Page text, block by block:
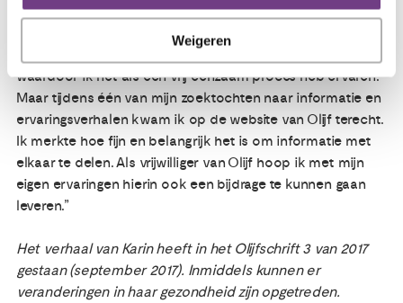
Weigeren
altijd aanwezig. Omdat een persisterende trofoblast tumor
vrij zeldzaam is, is er weinig informatie beschikbaar. Het is
hierdoor lastig om mijn verhaal met anderen te delen,
waardoor ik het als een vrij eenzaam proces heb ervaren.
Maar tijdens één van mijn zoektochten naar informatie en
ervaringsverhalen kwam ik op de website van Olijf terecht.
Ik merkte hoe fijn en belangrijk het is om informatie met
elkaar te delen. Als vrijwilliger van Olijf hoop ik met mijn
eigen ervaringen hierin ook een bijdrage te kunnen gaan
leveren.”
Het verhaal van Karin heeft in het Olijfschrift 3 van 2017
gestaan (september 2017). Inmiddels kunnen er
veranderingen in haar gezondheid zijn opgetreden.